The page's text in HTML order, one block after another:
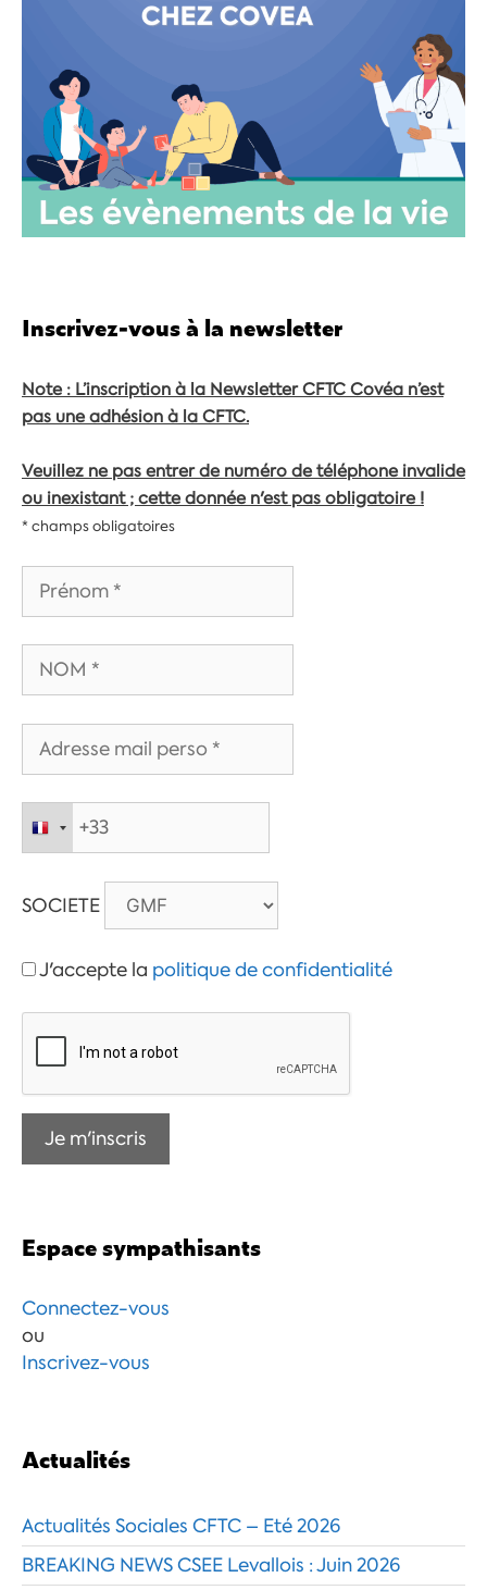
Inscrivez-vous à la newsletter
Note : L’inscription à la Newsletter CFTC Covéa n’est
pas une adhésion à la CFTC.
Veuillez ne pas entrer de numéro de téléphone invalide
ou inexistant ; cette donnée n'est pas obligatoire !
* champs obligatoires
SOCIETE
J'accepte la politique de confidentialité
Espace sympathisants
Connectez-vous
ou
Inscrivez-vous
Actualités
Actualités Sociales CFTC – Eté 2026
BREAKING NEWS CSEE Levallois : Juin 2026